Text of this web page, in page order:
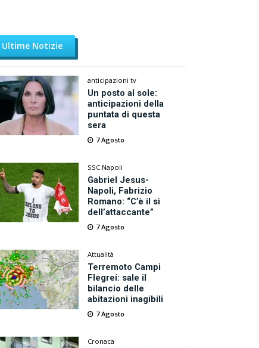
Ultime Notizie
anticipazioni tv
Un posto al sole:
anticipazioni della
puntata di questa
sera
7 Agosto
SSC Napoli
Gabriel Jesus-
Napoli, Fabrizio
Romano: “C’è il sì
dell’attaccante”
7 Agosto
Attualità
Terremoto Campi
Flegrei: sale il
bilancio delle
abitazioni inagibili
7 Agosto
Cronaca